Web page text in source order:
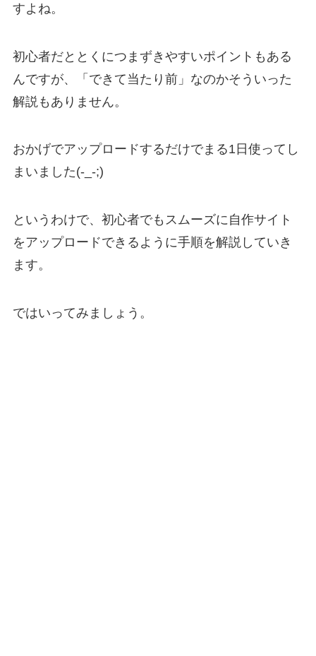
すよね。
初心者だととくにつまずきやすいポイントもある
んですが、「できて当たり前」なのかそういった
解説もありません。
おかげでアップロードするだけでまる1日使ってし
まいました(-_-;)
というわけで、初心者でもスムーズに自作サイト
をアップロードできるように手順を解説していき
ます。
ではいってみましょう。